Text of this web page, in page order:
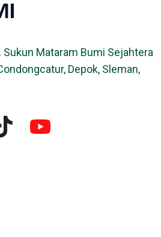
Sukun Mataram Bumi Sejahtera
Depok, Sleman,